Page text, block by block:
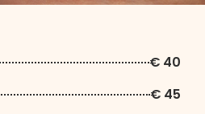
€ 40
€ 45